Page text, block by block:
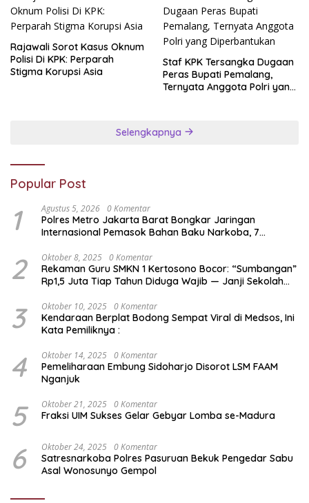
Rajawali Sorot Kasus Oknum
Polisi Di KPK: Perparah
Stigma Korupsi Asia
Staf KPK Tersangka Dugaan
Peras Bupati Pemalang,
Ternyata Anggota Polri yang
Selengkapnya
Popular Post
1 Agustus 5, 2026 0 Komentar
Polres Metro Jakarta Barat Bongkar Jaringan
Internasional Pemasok Bahan Baku Narkoba, 7
Rp119 Miliar Dimusnahkan
2 Oktober 8, 2025 0 Komentar
Rekaman Guru SMKN 1 Kertosono Bocor: “Sumbangan”
Rp1,5 Juta Tiap Tahun Diduga Wajib — Janji Sekolah
3 Oktober 10, 2025 0 Komentar
Kendaraan Berplat Bodong Sempat Viral di Medsos, Ini
Kata Pemiliknya :
4 Oktober 14, 2025 0 Komentar
Pemeliharaan Embung Sidoharjo Disorot LSM FAAM
Nganjuk
5 Oktober 21, 2025 0 Komentar
Fraksi UIM Sukses Gelar Gebyar Lomba se-Madura
6 Oktober 24, 2025 0 Komentar
Satresnarkoba Polres Pasuruan Bekuk Pengedar Sabu
Asal Wonosunyo Gempol